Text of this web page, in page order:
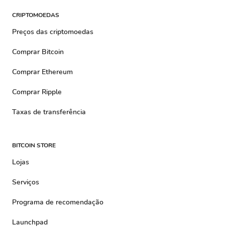
CRIPTOMOEDAS
Preços das criptomoedas
Comprar Bitcoin
Comprar Ethereum
Comprar Ripple
Taxas de transferência
BITCOIN STORE
Lojas
Serviços
Programa de recomendação
Launchpad